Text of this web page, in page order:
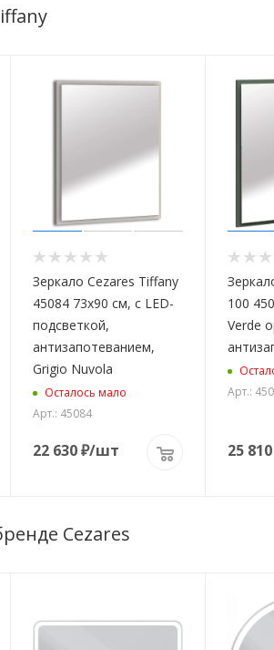
Зеркало Cezares Tiffany
45084 73x90 см, с LED-
подсветкой,
антизапотеванием,
Grigio Nuvola
Осталось мало
Арт.: 45084
22 630₽/шт
100
Verde
Арт.:
25 810
Cezares